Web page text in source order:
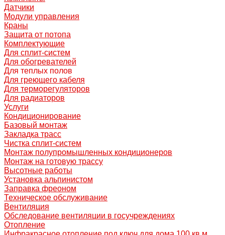
Датчики
Модули управления
Краны
Защита от потопа
Комплектующие
Для сплит-систем
Для обогревателей
Для теплых полов
Для греющего кабеля
Для терморегуляторов
Для радиаторов
Услуги
Кондиционирование
Базовый монтаж
Закладка трасс
Чистка сплит-систем
Монтаж полупромышленных кондиционеров
Монтаж на готовую трассу
Высотные работы
Установка альпинистом
Заправка фреоном
Техническое обслуживание
Вентиляция
Обследование вентиляции в госучреждениях
Отопление